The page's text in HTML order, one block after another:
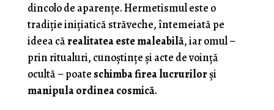
dincolo de aparențe. Hermetismul este o
tradiție inițiatică străveche, întemeiată pe
ideea cărealitatea este maleabilă, iar omul –
prin ritualuri, cunoștințe și acte de voință
ocultă – poate schimba firea lucrurilorși
manipula ordinea cosmică.